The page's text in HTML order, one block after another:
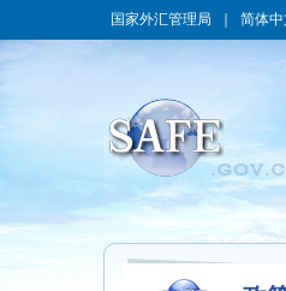
国家外汇管理局 简体中